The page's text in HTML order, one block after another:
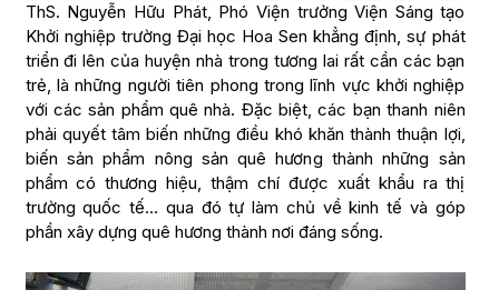
ThS. Nguyễn Hữu Phát, Phó Viện trưởng Viện Sáng tạo
Khởi nghiệp trường Đại học Hoa Sen khẳng định, sự phát
triển đi lên của huyện nhà trong tương lai rất cần các bạn
trẻ, là những người tiên phong trong lĩnh vực khởi nghiệp
với các sản phẩm quê nhà. Đặc biệt, các bạn thanh niên
phải quyết tâm biến những điều khó khăn thành thuận lợi,
biến sản phẩm nông sản quê hương thành những sản
phẩm có thương hiệu, thậm chí được xuất khẩu ra thị
trường quốc tế… qua đó tự làm chủ về kinh tế và góp
phần xây dựng quê hương thành nơi đáng sống.